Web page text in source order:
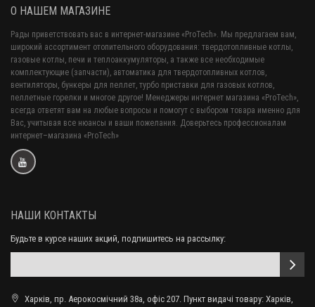
О НАШЕМ МАГАЗИНЕ
Рады приветствовать вас в интернет-магазине «ProTech». Мы предлагаем вам,
широкий ассортимент отопительного оборудования: твердотопливные котлы,
газовые котлы, печи и теплоаккумуляторы, а также все необходимые
комплектующие (запчасти), автоматика для твердотопливных котлов,
вентиляторы, бункеры для пеллет, турбо приставки для газовых котлов,
пеллетные горелки и многое другое! Менеджеры интернет магазина «ProTech»,
всегда ответят вам на любые вопросы и помогут с выбором товара именно для
Вас, учитывая все нюансы и ваши пожелания. Доверьтесь профессионалам
интернет–магазина «ProTech»
НАШИ КОНТАКТЫ
Будьте в курсе наших акций, подпишитесь на рассылку:
Харків, пр. Аерокосмічний 38а, офіс 207. Пункт видачі товару: Харків,